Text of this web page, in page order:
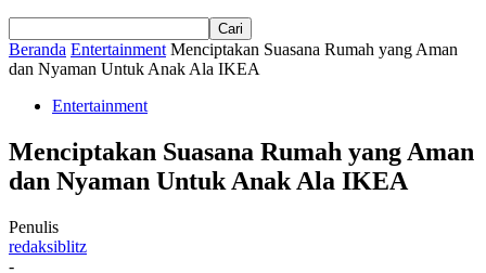
Beranda Entertainment Menciptakan Suasana Rumah yang Aman
dan Nyaman Untuk Anak Ala IKEA
Entertainment
Menciptakan Suasana Rumah yang Aman
dan Nyaman Untuk Anak Ala IKEA
Penulis
redaksiblitz
-